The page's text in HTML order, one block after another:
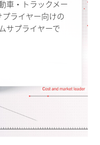
車・トラックメー
ライヤー向けの
サプライヤーで